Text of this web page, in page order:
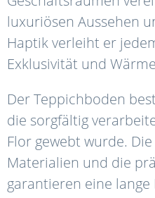
luxuriösen Aussehen
Haptik verleiht er
Exklusivität und
Der Teppichboden
die sorgfältig
Flor gewebt wurde.
Materialien und die
garantieren eine